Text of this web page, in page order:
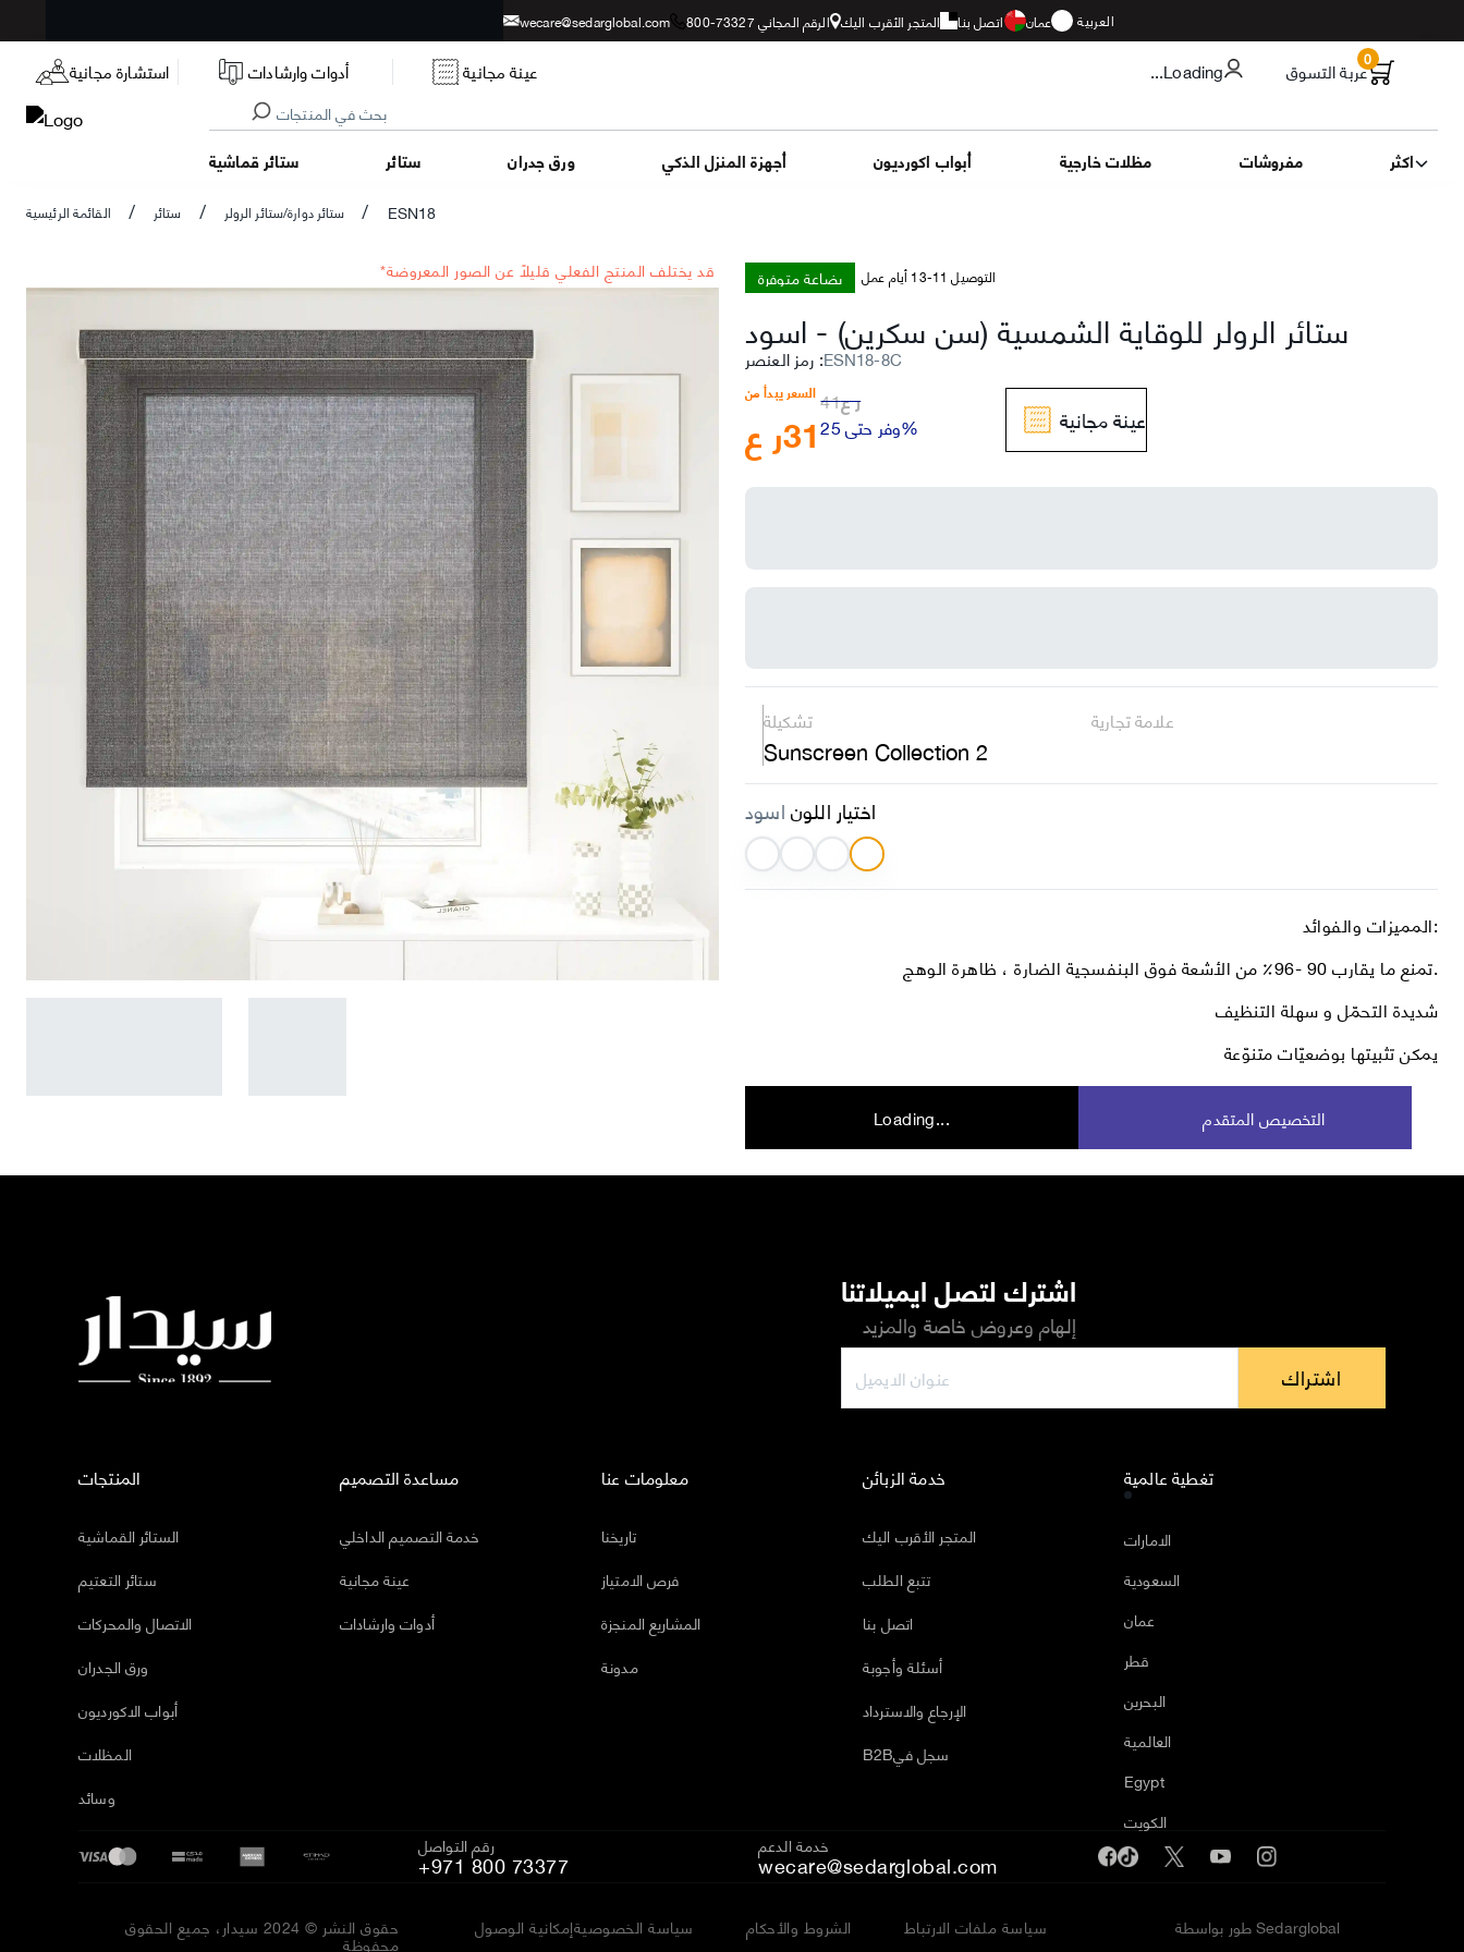
wecare@sedarglobal.com الرقم المجاني 73327-800 المتجر الأقرب اليك اتصل بنا عمان العربية
استشارة مجانية أدوات وارشادات عينة مجانية ...Loading عربة التسوق0
ستائر قماشية ستائر ورق جدران أجهزة المنزل الذكي أبواب اكورديون مظلات خارجية مفروشات اكثر
القائمة الرئيسية / ستائر / ستائر دوارة/ستائر الرولر / ESN18
*قد يختلف المنتج الفعلي قليلاً عن الصور المعروضة بضاعة متوفرة التوصيل 11-13 أيام عمل
ستائر الرولر للوقاية الشمسية (سن سكرين) -اسود
:ESN18-8C
السعر يبدأ من
ر ع31
ر ع41
وفر حتى 25%
عينة مجانية
تشكيلة
Sunscreen Collection 2
علامة تجارية
اختيار اللوناسود
المميزات والفوائد:
تمنع ما يقارب 90 -96٪ من الأشعة فوق البنفسجية الضارة ، ظاهرة الوهج.
شديدة التحمّل و سهلة التنظيف
يمكن تثبيتها بوضعيّات متنوّعة
Loading... التخصيص المتقدم
اشترك لتصل ايميلاتنا
إلهام وعروض خاصة والمزيد
اشتراك
المنتجات
الستائر القماشية
ستائر التعتيم
الاتصال والمحركات
ورق الجدران
أبواب الاكورديون
المظلات
وسائد
مساعدة التصميم
خدمة التصميم الداخلي
عينة مجانية
أدوات وارشادات
معلومات عنا
تاريخنا
فرص الامتياز
المشاريع المنجزة
مدونة
خدمة الزبائن
المتجر الأقرب اليك
تتبع الطلب
اتصل بنا
أسئلة وأجوبة
الإرجاع والاسترداد
B2Bسجل في
تغطية عالمية
الامارات
السعودية
عمان
قطر
البحرين
العالمية
Egypt
الكويت
رقم التواصل
+971 800 73377
خدمة الدعم
wecare@sedarglobal.com
حقوق النشر © 2024 سيدار، جميع الحقوق
محفوظة
إمكانية الوصولسياسة الخصوصية الشروط والأحكام سياسة ملفات الارتباط طور بواسطة Sedarglobal